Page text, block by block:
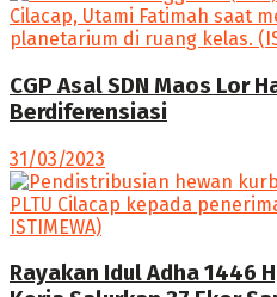
CGP Asal SDN Maos Lor
Berdiferensiasi
31/03/2023
Rayakan Idul Adha 1446